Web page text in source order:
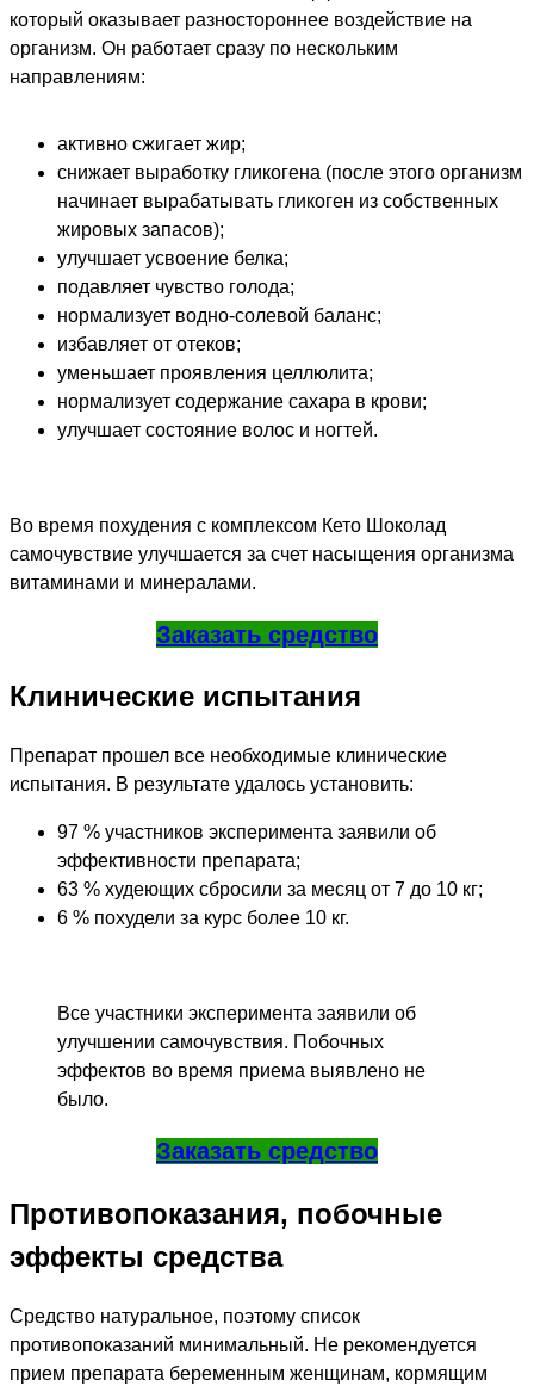
который оказывает разностороннее воздействие на
организм. Он работает сразу по нескольким
направлениям:
активно сжигает жир;
снижает выработку гликогена (после этого организм
начинает вырабатывать гликоген из собственных
жировых запасов);
улучшает усвоение белка;
подавляет чувство голода;
нормализует водно-солевой баланс;
избавляет от отеков;
уменьшает проявления целлюлита;
нормализует содержание сахара в крови;
улучшает состояние волос и ногтей.
Во время похудения с комплексом Кето Шоколад
самочувствие улучшается за счет насыщения организма
витаминами и минералами.
Заказать средство
Клинические испытания
Препарат прошел все необходимые клинические
испытания. В результате удалось установить:
97 % участников эксперимента заявили об
эффективности препарата;
63 % худеющих сбросили за месяц от 7 до 10 кг;
6 % похудели за курс более 10 кг.
Все участники эксперимента заявили об
улучшении самочувствия. Побочных
эффектов во время приема выявлено не
было.
Заказать средство
Противопоказания, побочные
эффекты средства
Средство натуральное, поэтому список
противопоказаний минимальный. Не рекомендуется
прием препарата беременным женщинам, кормящим